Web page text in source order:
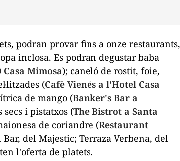
podran provar fins a onze restaurants,
inclosa. Es podran degustarbaba
Casa Mimosa); caneló de rostit, foie,
(Cafè Vienés a l'Hotel Casa
de mango (Banker's Bar a
secs i pistatxos (The Bistrot a Santa
de coriandre (Restaurant
del Majestic; Terraza Verbena, del
l'oferta de platets.